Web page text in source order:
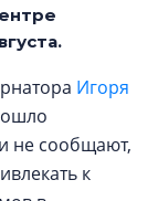
Игоря
не сообщают,
к